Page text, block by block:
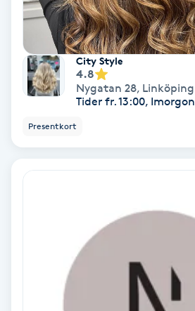
Regndroppsmassage
Reiki
Reikihealing
Reiki massage
Rosenmetoden
Ryggmassage
City Style
4.8
Nygatan 28, Linköping
Tider fr. 13:00, Imorgon
Presentkort